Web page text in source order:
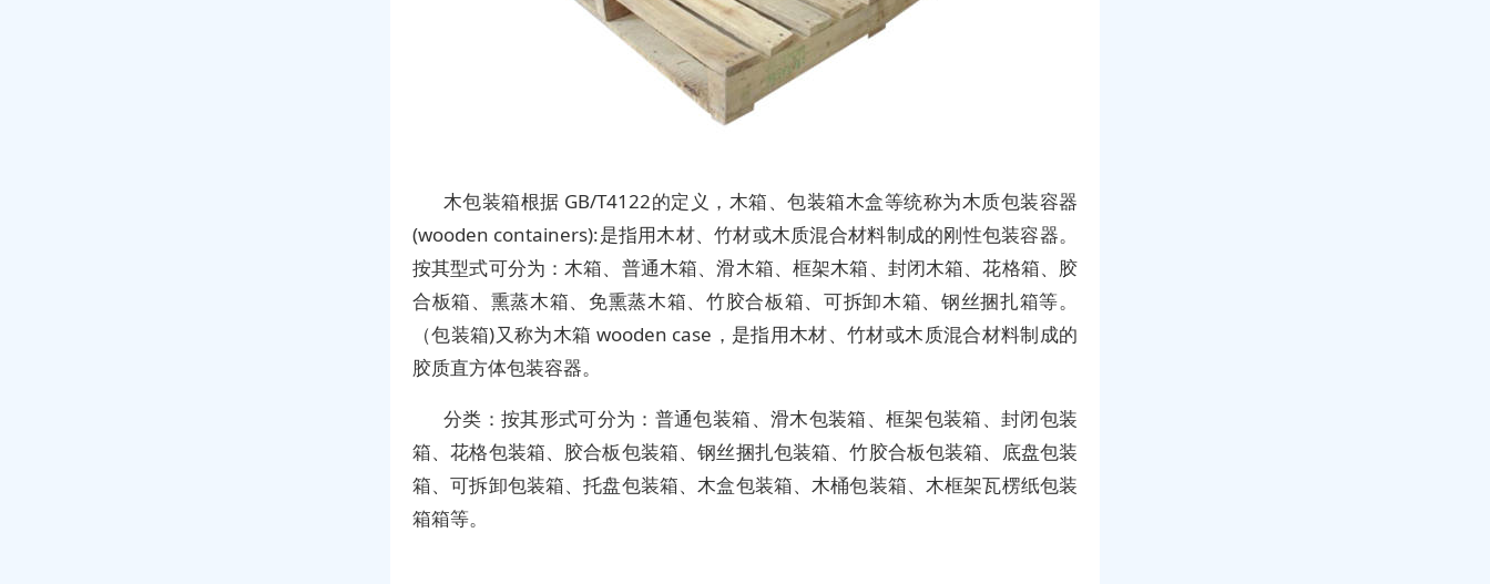
木包装箱根据 GB/T4122的定义，木箱、包装箱木盒等统称为木质包装容器
(wooden containers):是指用木材、竹材或木质混合材料制成的刚性包装容器。
按其型式可分为：木箱、普通木箱、滑木箱、框架木箱、封闭木箱、花格箱、胶
合板箱、熏蒸木箱、免熏蒸木箱、竹胶合板箱、可拆卸木箱、钢丝捆扎箱等。
（包装箱)又称为木箱 wooden case，是指用木材、竹材或木质混合材料制成的
胶质直方体包装容器。
分类：按其形式可分为：普通包装箱、滑木包装箱、框架包装箱、封闭包装
箱、花格包装箱、胶合板包装箱、钢丝捆扎包装箱、竹胶合板包装箱、底盘包装
箱、可拆卸包装箱、托盘包装箱、木盒包装箱、木桶包装箱、木框架瓦楞纸包装
箱箱等。